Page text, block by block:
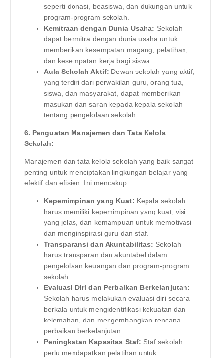
seperti donasi, beasiswa, dan dukungan untuk
program-program sekolah.
Kemitraan dengan Dunia Usaha: Sekolah
dapat bermitra dengan dunia usaha untuk
memberikan kesempatan magang, pelatihan,
dan kesempatan kerja bagi siswa.
Aula Sekolah Aktif: Dewan sekolah yang aktif,
yang terdiri dari perwakilan guru, orang tua,
siswa, dan masyarakat, dapat memberikan
masukan dan saran kepada kepala sekolah
tentang pengelolaan sekolah.
6. Penguatan Manajemen dan Tata Kelola
Sekolah:
Manajemen dan tata kelola sekolah yang baik sangat
penting untuk menciptakan lingkungan belajar yang
efektif dan efisien. Ini mencakup:
Kepemimpinan yang Kuat: Kepala sekolah
harus memiliki kepemimpinan yang kuat, visi
yang jelas, dan kemampuan untuk memotivasi
dan menginspirasi guru dan staf.
Transparansi dan Akuntabilitas: Sekolah
harus transparan dan akuntabel dalam
pengelolaan keuangan dan program-program
sekolah.
Evaluasi Diri dan Perbaikan Berkelanjutan:
Sekolah harus melakukan evaluasi diri secara
berkala untuk mengidentifikasi kekuatan dan
kelemahan, dan mengembangkan rencana
perbaikan berkelanjutan.
Peningkatan Kapasitas Staf: Staf sekolah
perlu mendapatkan pelatihan untuk